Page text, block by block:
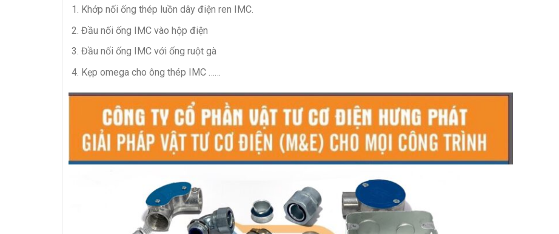
Khớp nối ống thép luồn dây điện ren IMC.
Đầu nối ống IMC vào hộp điện
Đầu nối ống IMC với ống ruột gà
Kẹp omega cho ông thép IMC ……